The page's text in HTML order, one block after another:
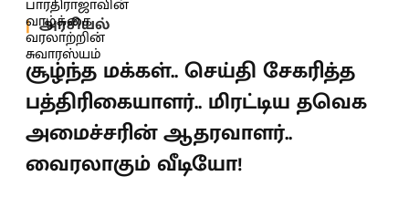
அரசியல்
சூழ்ந்த மக்கள்.. செய்தி சேகரித்த
பத்திரிகையாளர்.. மிரட்டிய தவெக
அமைச்சரின் ஆதரவாளர்..
வைரலாகும் வீடியோ!